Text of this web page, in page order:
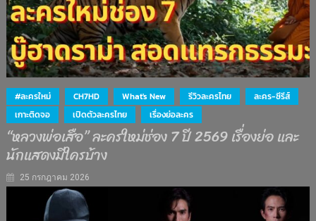
#ละครใหม่ CH7HD What's New รีวิวละครไทย
ละคร-ซีรีส์
เกาะติดจอ
เปิดตัวละครไทย เรื่องย่อละคร
“หลวงพ่อเสือ” ละครใหม่ช่อง 7 ปี 2569 เรื่องย่อ และ
นักแสดงมีใครบ้าง
25 กรกฎาคม 2026